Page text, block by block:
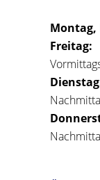
Montag,
Freitag: